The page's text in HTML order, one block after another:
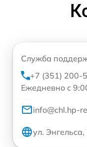
Служба
+7 (351) 200-
Ежедневно с
info@chl.hp-
ул. Энгельса,